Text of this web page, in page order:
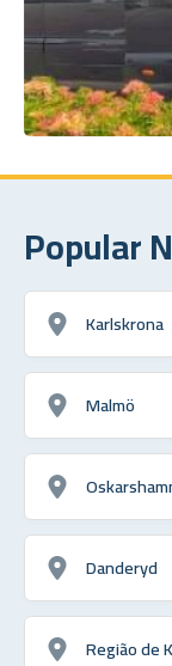
Popular
Karlskrona
Malmö
Danderyd
Região de